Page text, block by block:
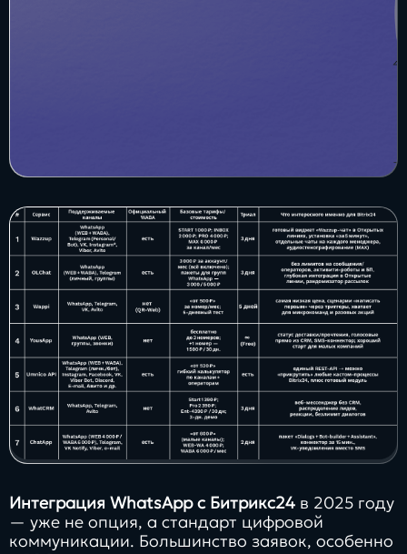
Заполнить
бриф
Контакты
8 800 505 34 99
info@direkt.ink
Интеграция WhatsApp с Битрикс24 в 2025 году
— уже не опция, а стандарт цифровой
коммуникации. Большинство заявок, особенно